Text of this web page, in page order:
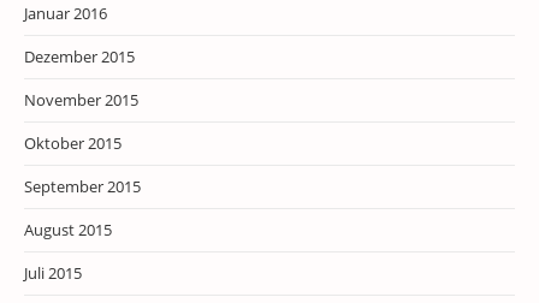
Januar 2016
Dezember 2015
November 2015
Oktober 2015
September 2015
August 2015
Juli 2015